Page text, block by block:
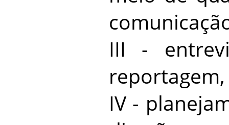
III -
IV -